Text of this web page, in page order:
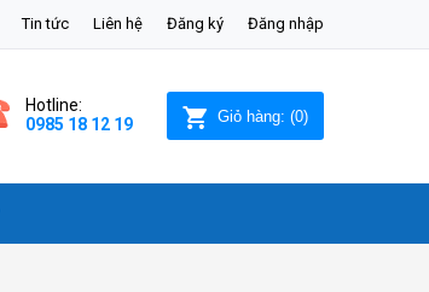
Tin tức Liên hệ Đăng ký Đăng nhập
Hotline:
0985 18 12 19
Giỏ hàng: (0)